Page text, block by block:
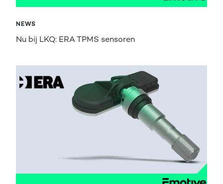
NEWS
Nu bij LKQ: ERA TPMS sensoren